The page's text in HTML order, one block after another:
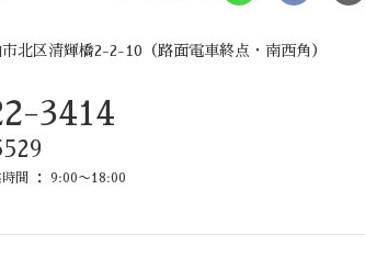
北区清輝橋2-2-10 （路面電車終点・南西角）
3414
時間 ： 9:00〜18:00